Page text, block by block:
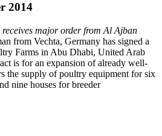
2014
major order from Al Ajban
from Vechta, Germany has signed a
Farms in Abu Dhabi, United Arab
is for an expansion of already well-
the supply of poultry equipment for six
nine houses for breeder